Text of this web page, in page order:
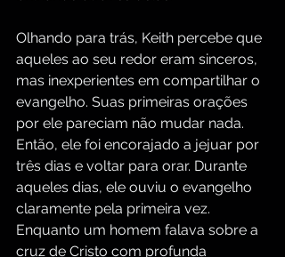
Olhando para trás, Keith percebe que
aqueles ao seu redor eram sinceros,
mas inexperientes em compartilhar o
evangelho. Suas primeiras orações
por ele pareciam não mudar nada.
Então, ele foi encorajado a jejuar por
três dias e voltar para orar. Durante
aqueles dias, ele ouviu o evangelho
claramente pela primeira vez.
Enquanto um homem falava sobre a
cruz de Cristo com profunda